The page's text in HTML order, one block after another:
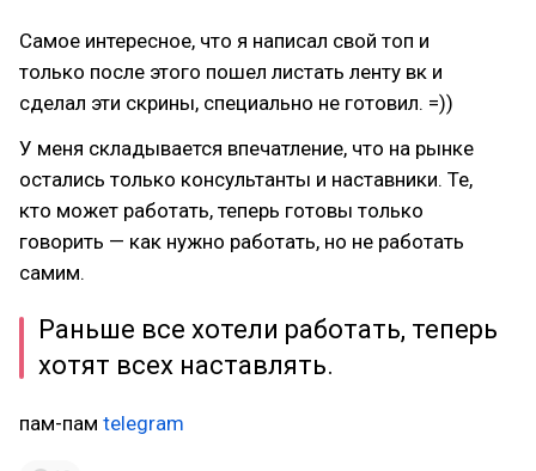
Самое интересное, что я написал свой топ и
только после этого пошел листать ленту вк и
сделал эти скрины, специально не готовил. =))
У меня складывается впечатление, что на рынке
остались только консультанты и наставники. Те,
кто может работать, теперь готовы только
говорить — как нужно работать, но не работать
самим.
Раньше все хотели работать, теперь
хотят всех наставлять.
пам-пам telegram